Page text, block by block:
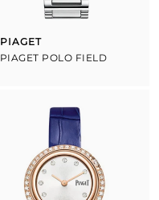
Proveedor:
PIAGET
PIAGET POLO FIELD